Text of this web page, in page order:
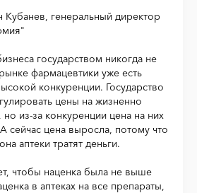
Кубанев, генеральный директор
государством никогда не
фармацевтики уже есть
конкуренции. Государство
цены на жизненно
из-за конкуренции цена на них
сейчас цена выросла, потому что
аптеки тратят деньги.
чтобы наценка была не выше
в аптеках на все препараты,